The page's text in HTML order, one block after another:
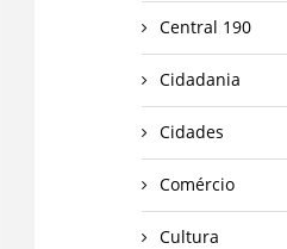
Central 190
Cidadania
Cidades
Comércio
Cultura